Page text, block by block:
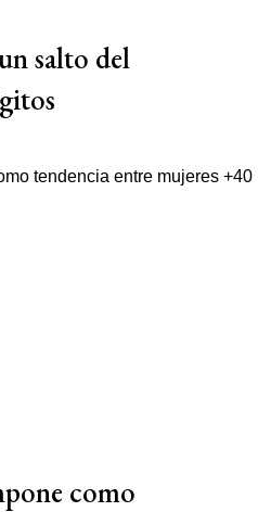
salto del
como